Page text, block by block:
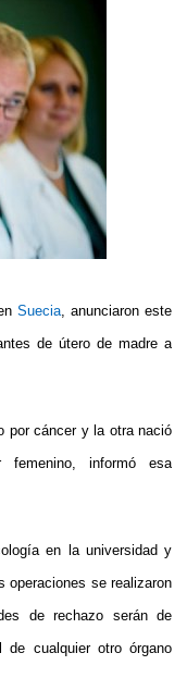
Suecia , anunciaron este
de útero de madre a
por cáncer y la otra nació
femenino, informó esa
en la universidad y
operaciones se realizaron
de rechazo serán de
cualquier otro órgano